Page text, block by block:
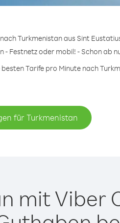
Turkmenistan aus Sint
Festnetz oder mobil! - Schon ab
Tarife pro Minute nach
für Turkmenistan
mit Viber